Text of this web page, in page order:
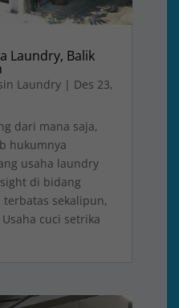
Laundry, Balik
Laundry | Des 23,
dari mana saja,
hukumnya
usaha laundry
di bidang
sekalipun,
cuci setrika